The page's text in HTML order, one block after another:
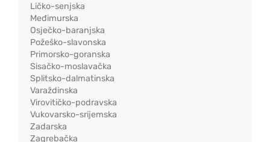
Ličko-senjska
Međimurska
Osječko-baranjska
Požeško-slavonska
Primorsko-goranska
Sisačko-moslavačka
Splitsko-dalmatinska
Varaždinska
Virovitičko-podravska
Vukovarsko-srijemska
Zadarska
Zagrebačka